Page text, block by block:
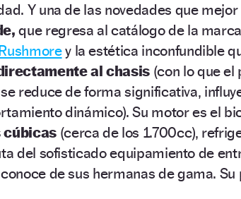
Y una de las novedades que
que regresa al catálogo de la
y la estética inconfundible
al chasis (con lo que el
reduce de forma significativa,
dinámico). Su motor es el
cúbicas(cerca de los 1.700cc),
del sofisticado equipamiento de
de sus hermanas de gama.